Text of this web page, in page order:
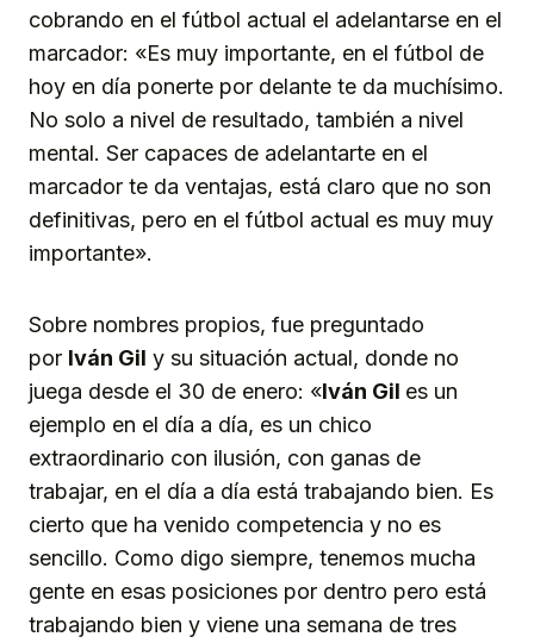
cobrando en el fútbol actual el adelantarse en el
marcador: «Es muy importante, en el fútbol de
hoy en día ponerte por delante te da muchísimo.
No solo a nivel de resultado, también a nivel
mental. Ser capaces de adelantarte en el
marcador te da ventajas, está claro que no son
definitivas, pero en el fútbol actual es muy muy
importante».
Sobre nombres propios, fue preguntado
por Iván Gil y su situación actual, donde no
juega desde el 30 de enero: «Iván Gil es un
ejemplo en el día a día, es un chico
extraordinario con ilusión, con ganas de
trabajar, en el día a día está trabajando bien. Es
cierto que ha venido competencia y no es
sencillo. Como digo siempre, tenemos mucha
gente en esas posiciones por dentro pero está
trabajando bien y viene una semana de tres